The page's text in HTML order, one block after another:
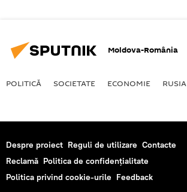
Moldova-România
POLITICĂ SOCIETATE ECONOMIE RUSIA
Despre proiect Reguli de utilizare Contacte
Reclamă Politica de confidențialitate
Politica privind cookie-urile Feedback